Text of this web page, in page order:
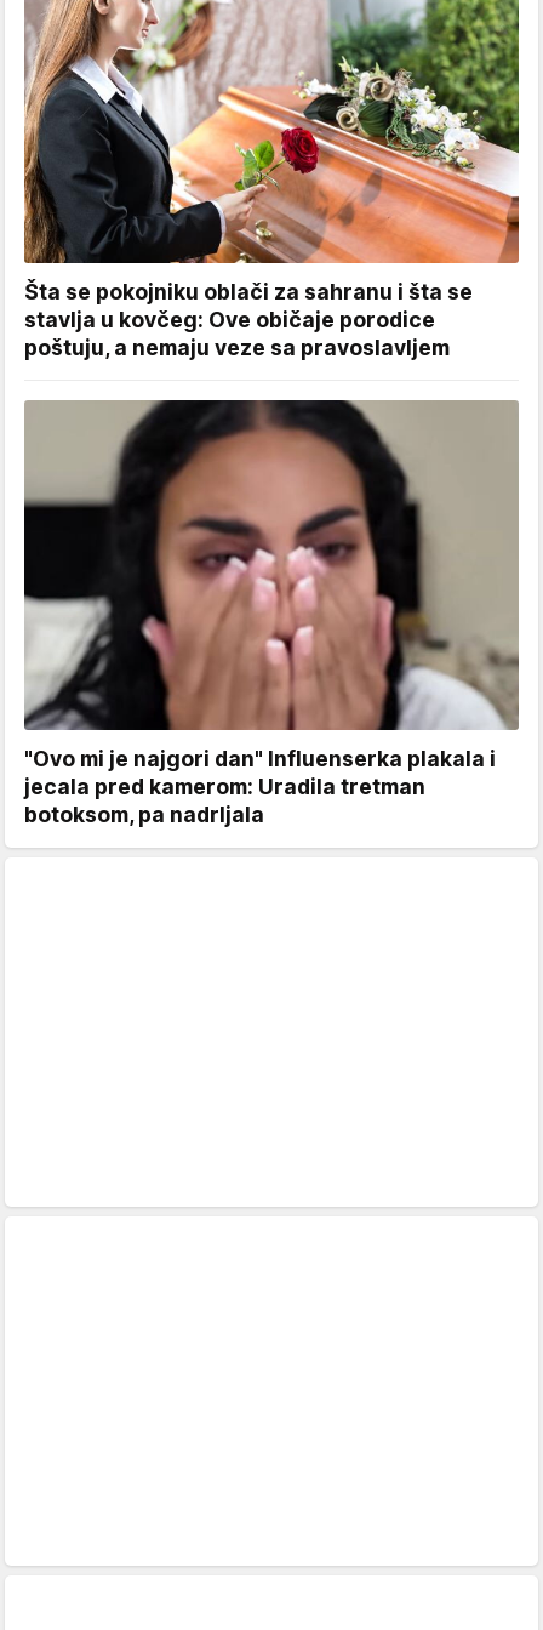
Šta se pokojniku oblači za sahranu i šta se
stavlja u kovčeg: Ove običaje porodice
poštuju, a nemaju veze sa pravoslavljem
"Ovo mi je najgori dan" Influenserka plakala i
jecala pred kamerom: Uradila tretman
botoksom, pa nadrljala